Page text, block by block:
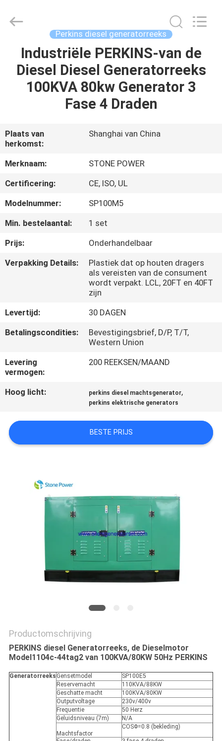
HUIS
PRODUCTEN
ONS
FABRIEKSREIS
KWALITEITSCONTROLE
CONTACTEER
ONS
CITAAT
SITEMAP
PRIVACY
POLICY
POWER
CO.,LTD.
Perkins diesel generatorreeks
Industriële PERKINS-van de
Diesel Diesel Generatorreeks
100KVA 80kw Generator 3
Fase 4 Draden
Plaats van
herkomst:
Shanghai van China
Merknaam:
STONE POWER
Certificering:
CE, ISO, UL
Modelnummer:
SP100M5
Min. bestelaantal:
1 set
Prijs:
Onderhandelbaar
Verpakking Details:
Plastiek dat op houten dragers
als vereisten van de consument
wordt verpakt. LCL, 20FT en 40FT
zijn
Levertijd:
30 DAGEN
Betalingscondities:
Bevestigingsbrief, D/P, T/T,
Western Union
Levering
vermogen:
200 REEKSEN/MAAND
Hoog licht: perkins diesel machtsgenerator,
perkins elektrische generators
BESTE PRIJS
Productomschrijving
PERKINS diesel Generatorreeks, de Dieselmotor
Model1104c-44tag2 van 100KVA/80KW 50Hz PERKINS
Generatorreeks Gensetmodel
SP100E5
Reservemacht
110KVA/88KW
Geschatte macht
100KVA/80KW
Outputvoltage
230v/400v
Frequentie
50 Herz
Geluidsniveau (7m)
N/A
Machtsfactor
COSΦ=0.8 (bekleding)